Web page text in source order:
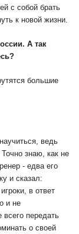
с собой брать
к новой жизни.
А так
большие
ведь
знаю, как не
- едва его
и сказал:
в ответ
и не
передать
о своей